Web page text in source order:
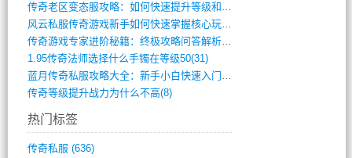
传奇老区变态服攻略：如何快速提升等级和战(379)
风云私服传奇游戏新手如何快速掌握核心玩法(616)
传奇游戏专家进阶秘籍：终极攻略问答解析(848)
1.95传奇法师选择什么手镯在等级50(31)
蓝月传奇私服攻略大全：新手小白快速入门指(386)
传奇等级提升战力为什么不高(8)
热门标签
传奇私服 (636)